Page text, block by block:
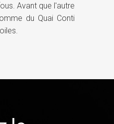
Avant que l'autre
du Quai Conti